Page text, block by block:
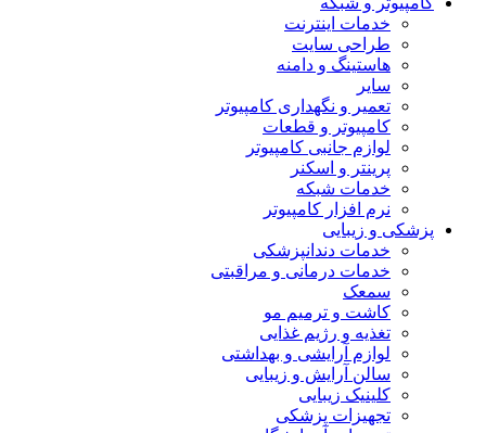
خدمات اینترنت
طراحی سایت
هاستینگ و دامنه
سایر
تعمیر و نگهداری کامپیوتر
کامپیوتر و قطعات
لوازم جانبی کامپیوتر
پرینتر و اسکنر
خدمات شبکه
نرم افزار کامپیوتر
پزشکی و زیبایی
خدمات دندانپزشکی
خدمات درمانی و مراقبتی
سمعک
کاشت و ترمیم مو
تغذیه و رژیم غذایی
لوازم آرایشی و بهداشتی
سالن آرایش و زیبایی
کلینیک زیبایی
تجهیزات پزشکی